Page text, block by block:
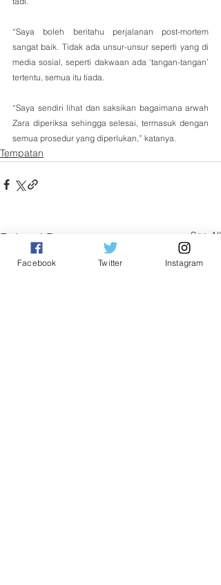
“Saya boleh beritahu perjalanan post-mortem
sangat baik. Tidak ada unsur-unsur seperti yang di
media sosial, seperti dakwaan ada ‘tangan-tangan’
tertentu, semua itu tiada.
“Saya sendiri lihat dan saksikan bagaimana arwah
Zara diperiksa sehingga selesai, termasuk dengan
semua prosedur yang diperlukan,” katanya.
Tempatan
Related Posts See All
Facebook Twitter Instagram